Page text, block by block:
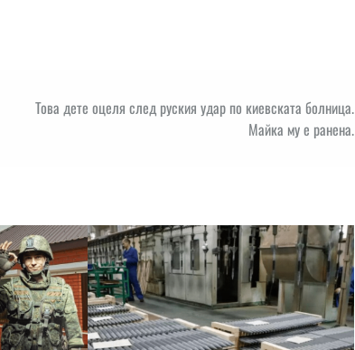
Това дете оцеля след руския удар по киевската болница.
Майка му е ранена.